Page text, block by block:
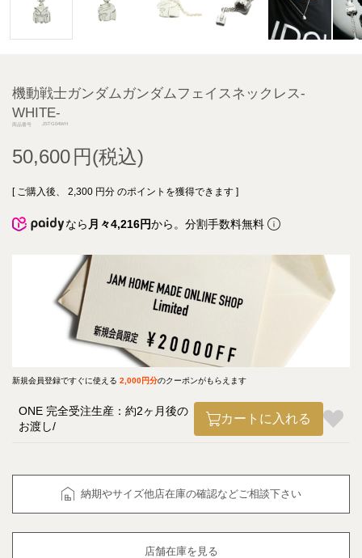
機動戦士ガンダムガンダムフェイスネックレス-
WHITE-
商品番号 JSTG04WH
50,600
[ ご購入後、 2,300 円分 のポイントを獲得できます ]
なら 月々4,216円から。分割手数料無料
新規会員登録ですぐに使える 2,000円分のクーポンがもらえます
ONE 完全受注生産：約2ヶ月後の
お渡し
カートに入れる
納期やサイズ他店在庫の確認などご相談下さい
店舗在庫を見る